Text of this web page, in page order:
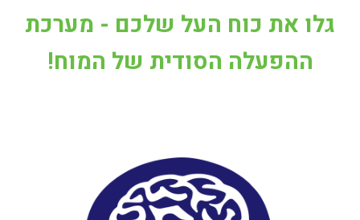
גלו את כוח העל שלכם - מערכת
ההפעלה הסודית של המוח!